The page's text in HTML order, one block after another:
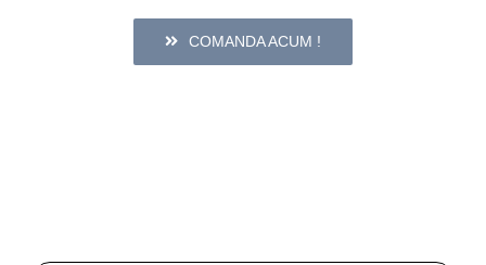
COMANDA ACUM !